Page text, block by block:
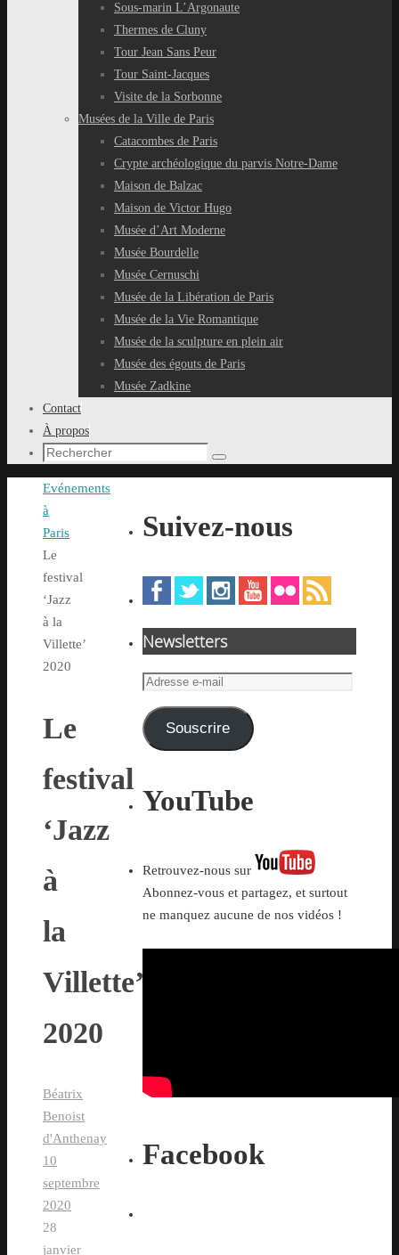
Sous-marin L’Argonaute
Thermes de Cluny
Tour Jean Sans Peur
Tour Saint-Jacques
Visite de la Sorbonne
Musées de la Ville de Paris
Catacombes de Paris
Crypte archéologique du parvis Notre-Dame
Maison de Balzac
Maison de Victor Hugo
Musée d’Art Moderne
Musée Bourdelle
Musée Cernuschi
Musée de la Libération de Paris
Musée de la Vie Romantique
Musée de la sculpture en plein air
Musée des égouts de Paris
Musée Zadkine
Contact
À propos
Recherche
:
Rechercher
Accueil
Evénements
à
Paris
Le
festival
‘Jazz
à la
Villette’
2020
Le
festival
‘Jazz
à
la
Villette’
2020
Béatrix
Benoist
d'Anthenay
10
septembre
2020
28
janvier
Suivez-nous
Newsletters
Adresse
mail Souscrire
YouTube
Retrouvez-nous sur
Abonnez-vous et partagez, et surtout
ne manquez aucune de nos vidéos !
Facebook